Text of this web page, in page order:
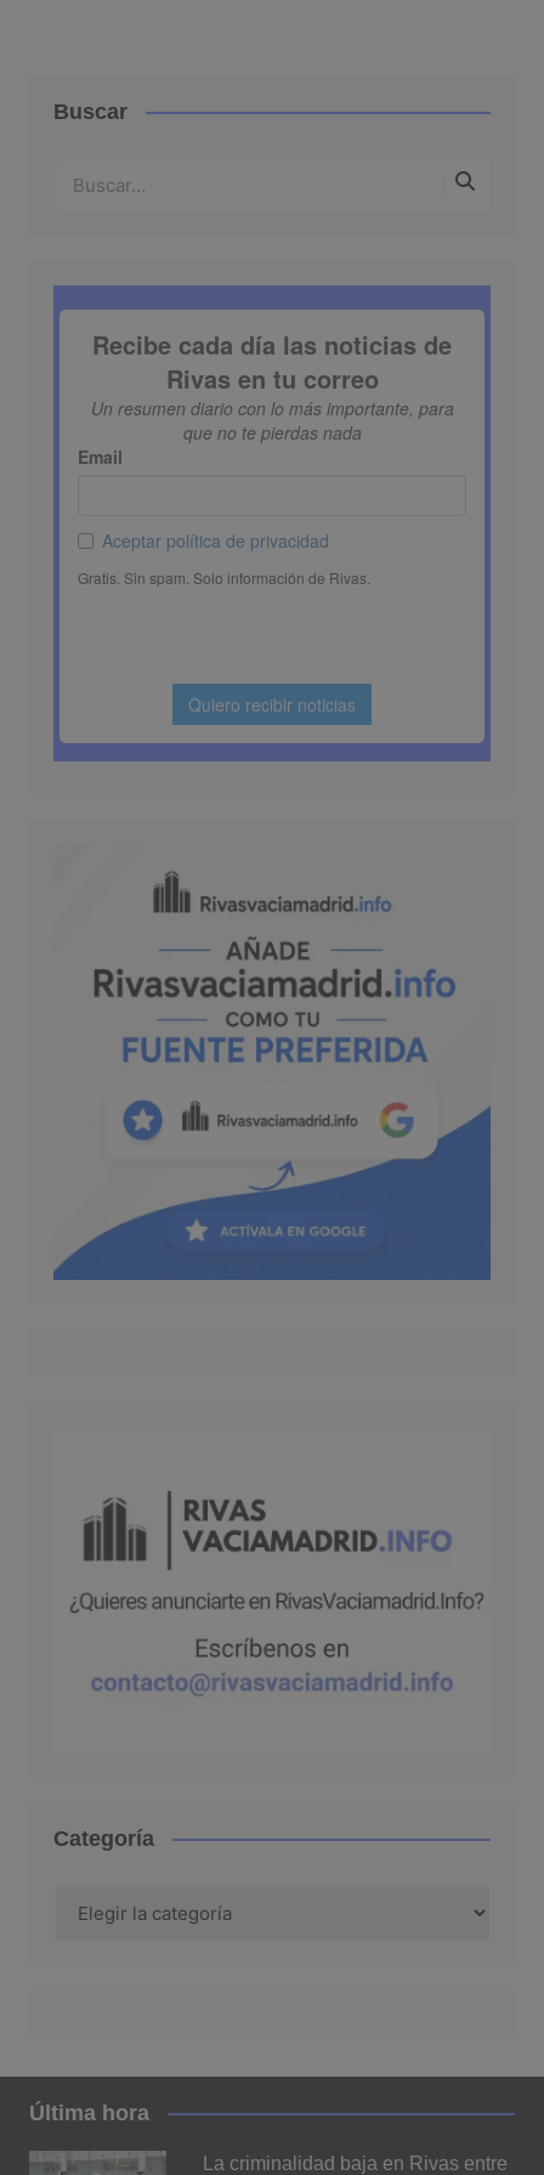
Buscar
Categoría
Última hora
La criminalidad baja en Rivas entre